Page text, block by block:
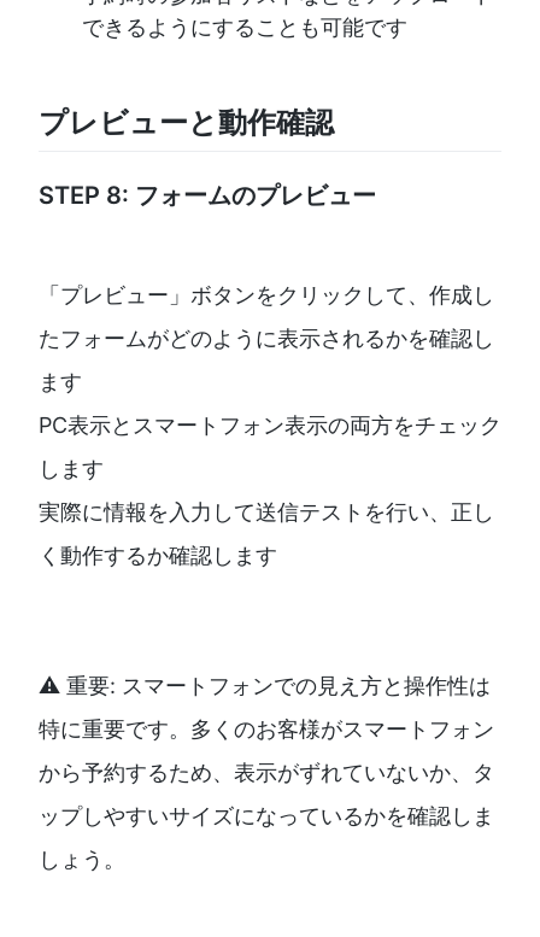
できるようにすることも可能です
プレビューと動作確認
STEP 8: フォームのプレビュー
「プレビュー」ボタンをクリックして、作成し
たフォームがどのように表示されるかを確認し
ます
PC表示とスマートフォン表示の両方をチェック
します
実際に情報を入力して送信テストを行い、正し
く動作するか確認します
⚠️ 重要: スマートフォンでの見え方と操作性は
特に重要です。多くのお客様がスマートフォン
から予約するため、表示がずれていないか、タ
ップしやすいサイズになっているかを確認しま
しょう。